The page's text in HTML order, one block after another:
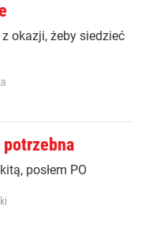
okazji, żeby siedzieć
posłem PO